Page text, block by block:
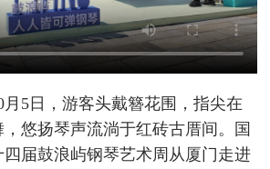
月5日，游客头戴簪花围，指尖在
悠扬琴声流淌于红砖古厝间。国
届鼓浪屿钢琴艺术周从厦门走进